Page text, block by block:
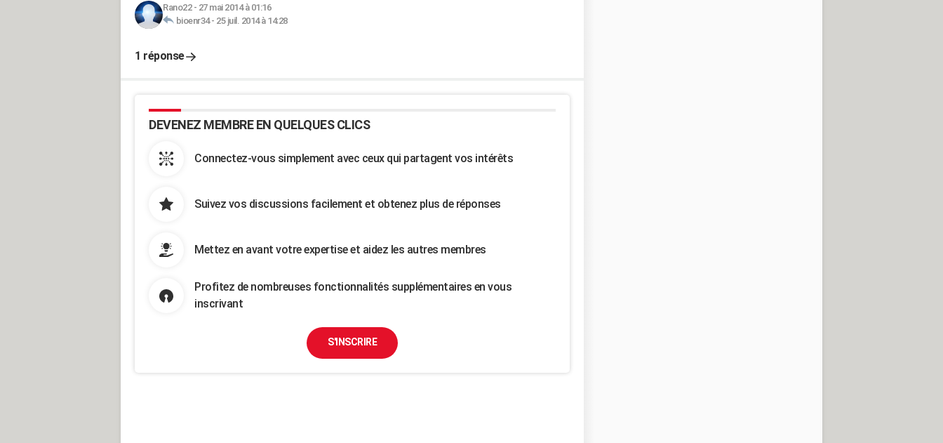
Rano22- 27 mai 2014 à 01:16
bioenr34- 25 juil. 2014 à 14:28
1 réponse
DEVENEZ MEMBRE EN QUELQUES CLICS
Connectez-vous simplement avec ceux qui partagent vos intérêts
Suivez vos discussions facilement et obtenez plus de réponses
Mettez en avant votre expertise et aidez les autres membres
Profitez de nombreuses fonctionnalités supplémentaires en vous
inscrivant
S'INSCRIRE